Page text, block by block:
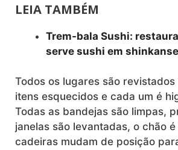
LEIA TAMBÉM
Trem-bala Sushi:
serve sushi em
Todos os lugares são
itens esquecidos e cada um é
Todas as bandejas são limpas,
janelas são levantadas, o chão
cadeiras mudam de posição